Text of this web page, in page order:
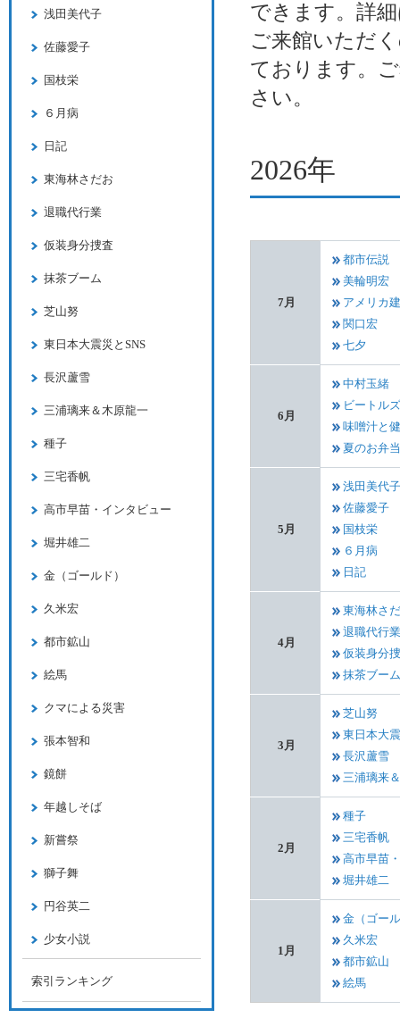
できます。詳
ご来館いただ
ております。
さい。
2026年
7月
都市伝説
美輪明宏
アメリカ
関口宏
七夕
6月
中村玉緒
ビートル
味噌汁と
夏のお弁当
5月
浅田美代子
佐藤愛子
国枝栄
６月病
日記
4月
東海林さ
退職代行業
仮装身分
抹茶ブーム
3月
芝山努
東日本大
長沢蘆雪
三浦璃来
2月
種子
三宅香帆
高市早苗
堀井雄二
1月
金（ゴー
久米宏
都市鉱山
絵馬
浅田美代子
佐藤愛子
国枝栄
６月病
日記
東海林さだお
退職代行業
仮装身分捜査
抹茶ブーム
芝山努
東日本大震災とSNS
長沢蘆雪
三浦璃来＆木原龍一
種子
三宅香帆
高市早苗・インタビュー
堀井雄二
金（ゴールド）
久米宏
都市鉱山
絵馬
クマによる災害
張本智和
鏡餅
年越しそば
新嘗祭
獅子舞
円谷英二
少女小説
索引ランキング